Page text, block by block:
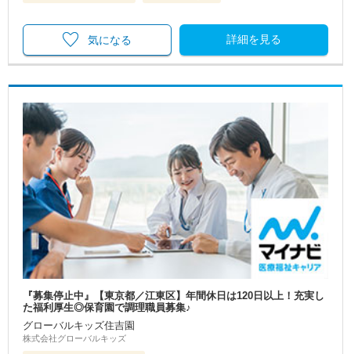
詳細を見る
気になる
『募集停止中』【東京都／江東区】年間休日は120日以上！充実し
た福利厚生◎保育園で調理職員募集♪
グローバルキッズ住吉園
株式会社グローバルキッズ